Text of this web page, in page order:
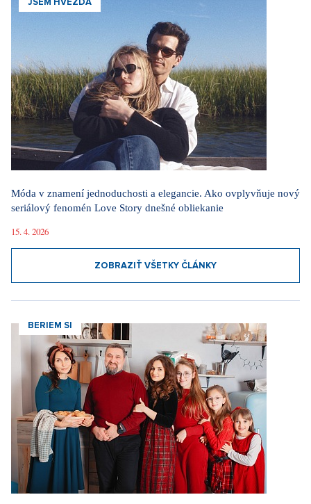
Móda v znamení jednoduchosti a elegancie. Ako ovplyvňuje nový
seriálový fenomén Love Story dnešné obliekanie
15. 4. 2026
ZOBRAZIŤ VŠETKY ČLÁNKY
BERIEM SI